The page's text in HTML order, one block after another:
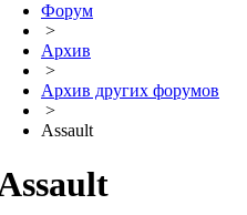
Форум
>
Архив
>
Архив других форумов
>
Assault